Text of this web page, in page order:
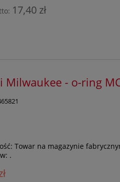
17,40 zł
Milwaukee - o-ring
Towar na magazynie
.